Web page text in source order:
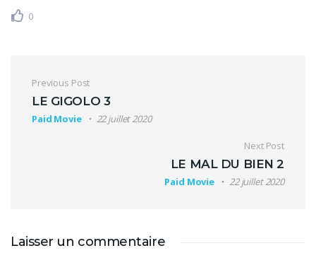
0
Navigation de l’article
Previous Post
LE GIGOLO 3
Paid Movie 22 juillet 2020
Next Post
LE MAL DU BIEN 2
Paid Movie 22 juillet 2020
Laisser un commentaire